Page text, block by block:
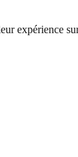
expérience